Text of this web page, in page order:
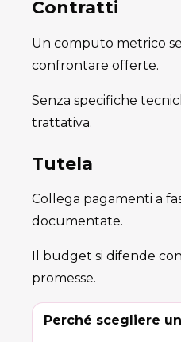
Contratti
Un computo metrico
confrontare offerte.
Senza specifiche
trattativa.
Tutela
Collega pagamenti a
documentate.
Il budget si difende
promesse.
Perché scegliere